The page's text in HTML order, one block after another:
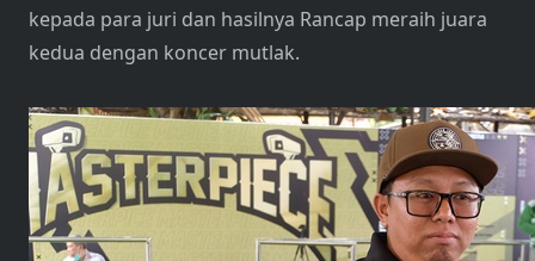
kepada para juri dan hasilnya Rancap meraih juara
kedua dengan koncer mutlak.